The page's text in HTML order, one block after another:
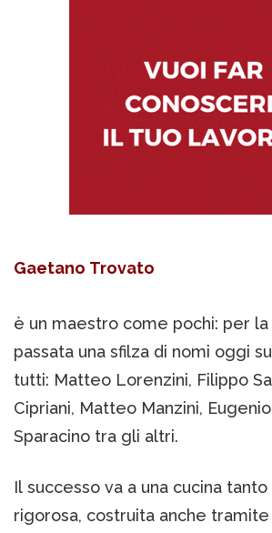
Gaetano Trovato
è un maestro come pochi: per la
passata una sfilza di nomi oggi
tutti: Matteo Lorenzini, Filippo
Cipriani, Matteo Manzini,
Sparacino tra gli altri.
Il successo va a una cucina
rigorosa, costruita anche